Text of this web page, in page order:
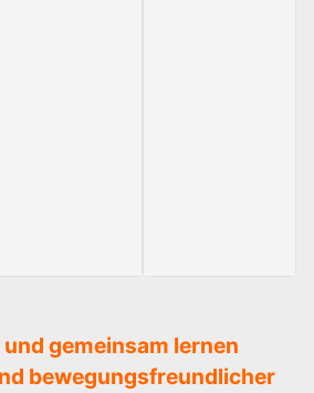
gemeinsam lernen
bewegungsfreundlicher